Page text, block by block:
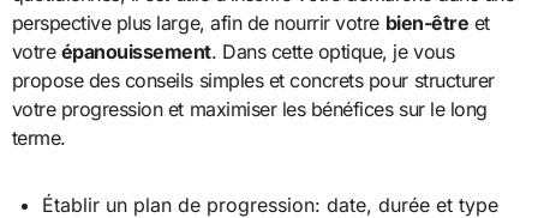
perspective plus large, afin de nourrir votre bien-être et
votre épanouissement. Dans cette optique, je vous
propose des conseils simples et concrets pour structurer
votre progression et maximiser les bénéfices sur le long
terme.
Établir un plan de progression: date, durée et type